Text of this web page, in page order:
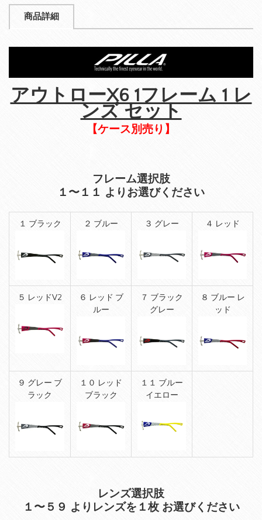
商品詳細
アウトローX6 1フレーム 1 レ
ンズ セット
【ケース別売り】
フレーム選択肢
１〜１１ よりお選びください
１ ブラック ２ ブルー ３ グレー ４ レッド
５ レッドV2
６ レッド ブ
ルー
７ ブラック
グレー
８ ブルー レ
ッド
９ グレー ブ
ラック
１０ レッド
ブラック
１１ ブルー
イエロー
レンズ選択肢
１〜５９ よりレンズを１枚 お選びください